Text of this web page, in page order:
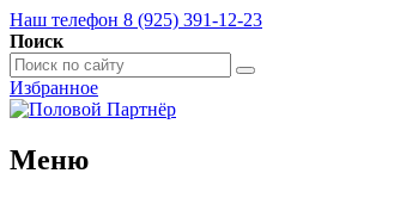
Наш телефон 8 (925) 391-12-23
Поиск
Избранное
Меню